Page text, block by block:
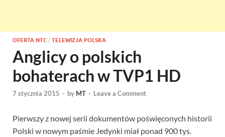
OFERTA NTC / TELEWIZJA POLSKA
Anglicy o polskich
bohaterach w TVP1 HD
7 stycznia 2015 - by MT - Leave a Comment
Pierwszy z nowej serii dokumentów poświęconych historii
Polski w nowym paśmie Jedynki miał ponad 900 tys.